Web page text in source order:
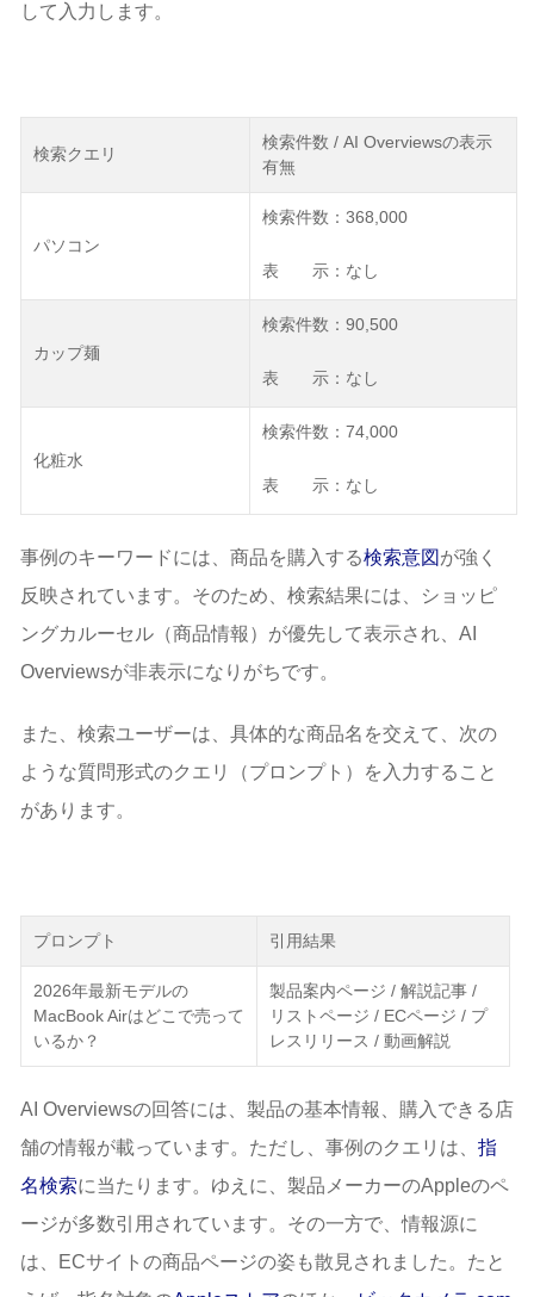
して入力します。
検索クエリ
検索件数 / AI Overviewsの表示
有無
パソコン
検索件数：368,000
表 示：なし
カップ麺
検索件数：90,500
表 示：なし
化粧水
検索件数：74,000
表 示：なし
事例のキーワードには、商品を購入する検索意図 が強く
反映されています。そのため、検索結果には、ショッピ
ングカルーセル（商品情報）が優先して表示され、AI
Overviewsが非表示になりがちです。
また、検索ユーザーは、具体的な商品名を交えて、次の
ような質問形式のクエリ（プロンプト）を入力すること
があります。
プロンプト 引用結果
2026年最新モデルの
MacBook Airはどこで売って
いるか？
製品案内ページ / 解説記事 /
リストページ / ECページ / プ
レスリリース / 動画解説
AI Overviewsの回答には、製品の基本情報、購入できる店
舗の情報が載っています。ただし、事例のクエリは、 指
名検索に当たります。ゆえに、製品メーカーのAppleのペ
ージが多数引用されています。その一方で、情報源に
は、ECサイトの商品ページの姿も散見されました。たと